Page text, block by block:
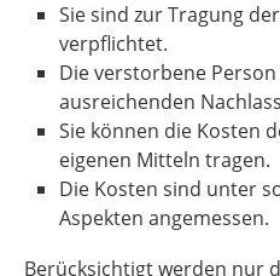
Sie sind zur Tragung
verpflichtet.
Die verstorbene
ausreichenden
Sie können die Kosten
eigenen Mitteln tragen.
Die Kosten sind unter
Aspekten angemessen.
Berücksichtigt werden nur